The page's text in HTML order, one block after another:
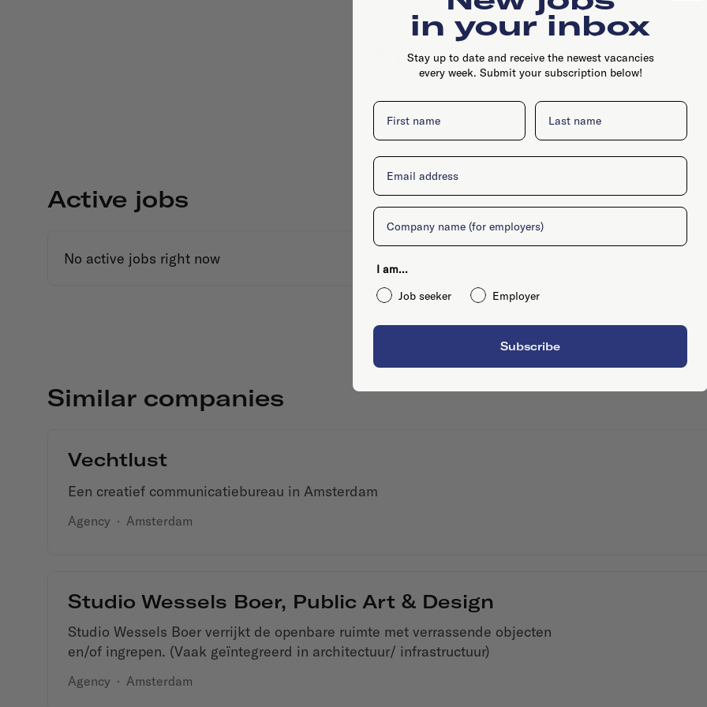
Herenweg 55, 2105 MC, Amsterdam
Active jobs
No active jobs right now
Similar companies
Vechtlust
Een creatief communicatiebureau in Amsterdam
Agency · Amsterdam
Studio Wessels Boer, Public Art & Design
Studio Wessels Boer verrijkt de openbare ruimte met verrassende objecten
en/of ingrepen. (Vaak geïntegreerd in architectuur/ infrastructuur)
Agency · Amsterdam
in your inbox
Stay up to date and receive the newest vacancies
every week. Submit your subscription below!
First name Last name
Email
Company
I am...
Job seeker
Employer
Subscribe